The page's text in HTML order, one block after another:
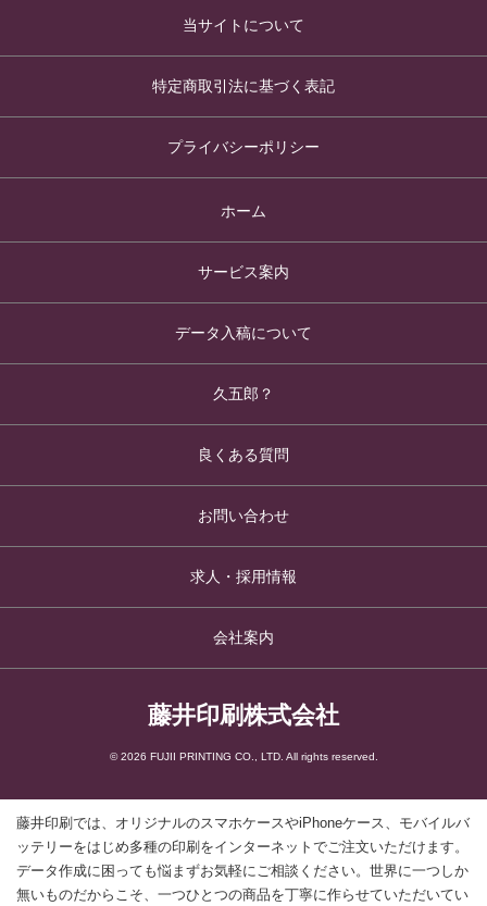
当サイトについて
特定商取引法に基づく表記
プライバシーポリシー
ホーム
サービス案内
データ入稿について
久五郎？
良くある質問
お問い合わせ
求人・採用情報
会社案内
藤井印刷株式会社
© 2026 FUJII PRINTING CO., LTD. All rights reserved.
藤井印刷では、オリジナルのスマホケースやiPhoneケース、モバイルバ
ッテリーをはじめ多種の印刷をインターネットでご注文いただけます。
データ作成に困っても悩まずお気軽にご相談ください。世界に一つしか
無いものだからこそ、一つひとつの商品を丁寧に作らせていただいてい